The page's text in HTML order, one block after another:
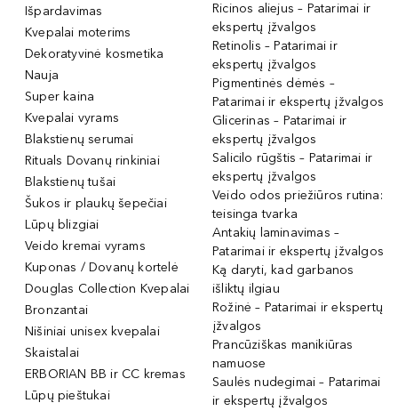
Išpardavimas
Kvepalai moterims
Dekoratyvinė kosmetika
Nauja
Super kaina
Kvepalai vyrams
Blakstienų serumai
Rituals Dovanų rinkiniai
Blakstienų tušai
Šukos ir plaukų šepečiai
Lūpų blizgiai
Veido kremai vyrams
Kuponas / Dovanų kortelė
Douglas Collection Kvepalai
Bronzantai
Nišiniai unisex kvepalai
Skaistalai
ERBORIAN BB ir CC kremas
Lūpų pieštukai
Ricinos aliejus – Patarimai ir
ekspertų įžvalgos
Retinolis – Patarimai ir
ekspertų įžvalgos
Pigmentinės dėmės –
Patarimai ir ekspertų įžvalgos
Glicerinas – Patarimai ir
ekspertų įžvalgos
Salicilo rūgštis – Patarimai ir
ekspertų įžvalgos
Veido odos priežiūros rutina:
teisinga tvarka
Antakių laminavimas –
Patarimai ir ekspertų įžvalgos
Ką daryti, kad garbanos
išliktų ilgiau
Rožinė – Patarimai ir ekspertų
įžvalgos
Prancūziškas manikiūras
namuose
Saulės nudegimai – Patarimai
ir ekspertų įžvalgos